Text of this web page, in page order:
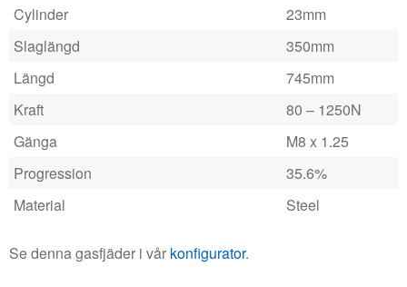
Cylinder
23mm
Slaglängd
350mm
Längd
745mm
Kraft
80 – 1250N
Gänga
M8 x 1.25
Progression
35.6%
Material
Steel
Se denna gasfjäder i vår konfigurator.